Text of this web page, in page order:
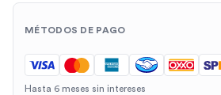
MÉTODOS DE PAGO
Hasta 6 meses sin intereses